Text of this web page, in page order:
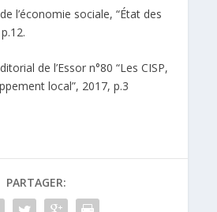
l’économie sociale, “État des
de l’Essor n°80 “Les CISP,
local”, 2017, p.3
PARTAGER: